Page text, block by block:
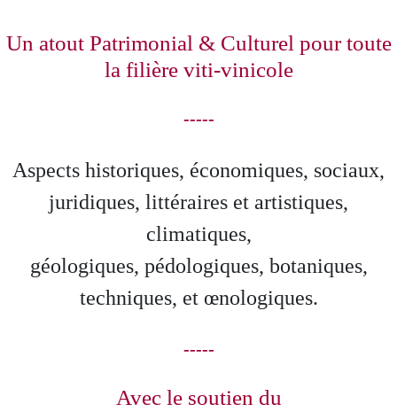
Un atout Patrimonial & Culturel pour toute
la filière viti-vinicole
-----
Aspects historiques, économiques, sociaux,
juridiques, littéraires et artistiques,
climatiques,
géologiques, pédologiques, botaniques,
techniques, et œnologiques.
-----
Avec le soutien du